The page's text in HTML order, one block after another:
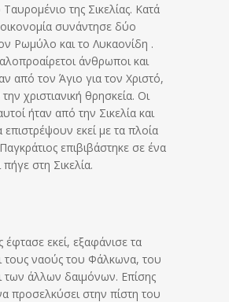
της Σικελίας. Κατά
συνάντησε δύο
Ρωμύλο και το Λυκαονίδη .
άνθρωποι και
από τον Άγιο για τον Χριστό,
χριστιανική θρησκεία. Οι
ήταν από την Σικελία και
επιστρέψουν εκεί με τα πλοία
επιβιβάστηκε σε ένα
στη Σικελία.
εκεί, εξαφάνισε τα
τους ναούς του Φάλκωνα, του
των άλλων δαιμόνων. Επίσης
προσελκύσει στην πίστη του